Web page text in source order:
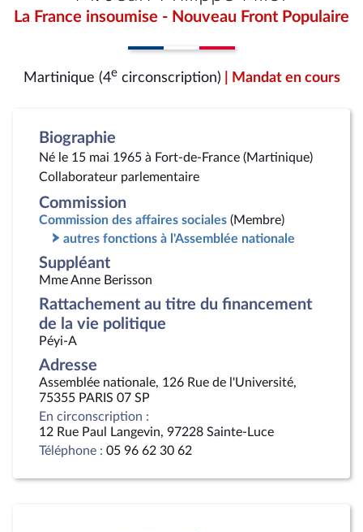
La France insoumise - Nouveau Front Populaire
Martinique (4ecirconscription) | Mandat en cours
Biographie
Né le 15 mai 1965 à Fort-de-France (Martinique)
Collaborateur parlementaire
Commission
Commission des affaires sociales (Membre)
autres fonctions à l'Assemblée nationale
Suppléant
Mme Anne Berisson
Rattachement au titre du financement
de la vie politique
Péyi-A
Adresse
Assemblée nationale, 126 Rue de l'Université,
75355 PARIS 07 SP
En circonscription :
12 Rue Paul Langevin, 97228 Sainte-Luce
Téléphone : 05 96 62 30 62